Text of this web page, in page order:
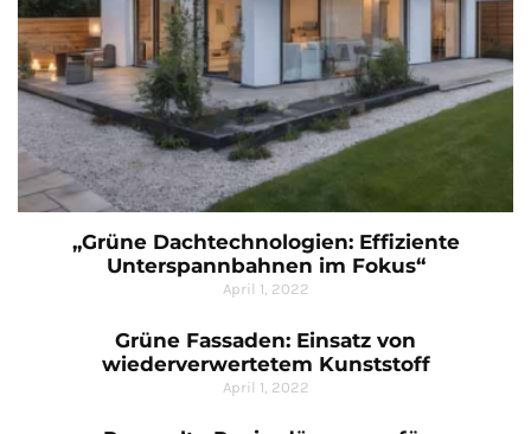
„Grüne Dachtechnologien: Effiziente
Unterspannbahnen im Fokus“
April 1, 2022
Grüne Fassaden: Einsatz von
wiederverwertetem Kunststoff
April 1, 2022